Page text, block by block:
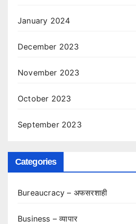
January 2024
December 2023
November 2023
October 2023
September 2023
Categories
Bureaucracy – अफसरशाही
Business – व्यापार